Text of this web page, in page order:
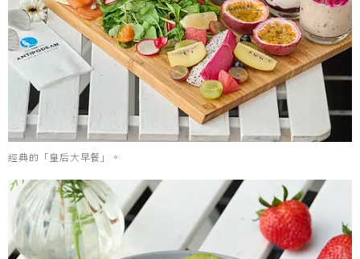
經典的「皇后大早餐」。